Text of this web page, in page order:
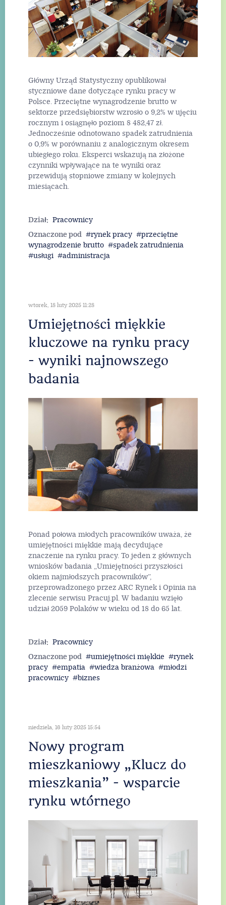
Read More
designem. Nic tak
skutecznie nie
podnosi prestiżu
posesji, jak
indywidualnie
zaprojektowane
staje się wizytówką
domu.Read More
Read More
Read More
Główny Urząd Statystyczny opublikował
styczniowe dane dotyczące rynku pracy w
Polsce. Przeciętne wynagrodzenie brutto w
sektorze przedsiębiorstw wzrosło o 9,2% w ujęciu
rocznym i osiągnęło poziom 8 482,47 zł.
Jednocześnie odnotowano spadek zatrudnienia
o 0,9% w porównaniu z analogicznym okresem
ubiegłego roku. Eksperci wskazują na złożone
czynniki wpływające na te wyniki oraz
przewidują stopniowe zmiany w kolejnych
miesiącach.
Dział: Pracownicy
Oznaczone pod
rynek pracy
przeciętne
wynagrodzenie brutto
spadek zatrudnienia
usługi
administracja
wtorek, 18 luty 2025 11:28
Umiejętności miękkie
kluczowe na rynku pracy
- wyniki najnowszego
badania
Ponad połowa młodych pracowników uważa, że
umiejętności miękkie mają decydujące
znaczenie na rynku pracy. To jeden z głównych
wniosków badania „Umiejętności przyszłości
okiem najmłodszych pracowników”,
przeprowadzonego przez ARC Rynek i Opinia na
zlecenie serwisu Pracuj.pl. W badaniu wzięło
udział 2059 Polaków w wieku od 18 do 65 lat.
Dział: Pracownicy
Oznaczone pod
umiejętności miękkie
rynek
pracy
empatia wiedza branżowa
młodzi
pracownicy
biznes
niedziela, 16 luty 2025 15:54
Nowy program
mieszkaniowy „Klucz do
mieszkania” - wsparcie
rynku wtórnego